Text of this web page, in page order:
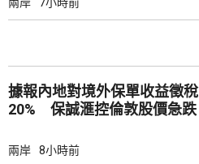
兩岸 7小時前
據報內地對境外保單收益徵稅
20% 保誠滙控倫敦股價急跌
兩岸 8小時前